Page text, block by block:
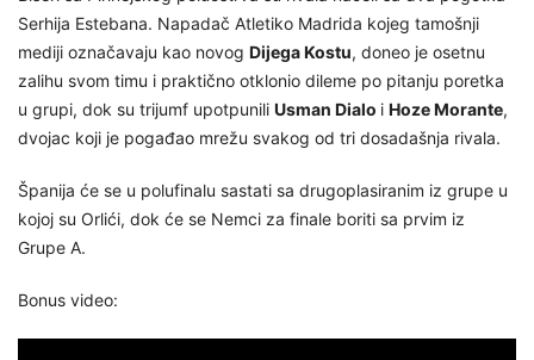
Serhija Estebana. Napadač Atletiko Madrida kojeg tamošnji
mediji označavaju kao novog Dijega Kostu, doneo je osetnu
zalihu svom timu i praktično otklonio dileme po pitanju poretka
u grupi, dok su trijumf upotpunili Usman Dialo i Hoze Morante,
dvojac koji je pogađao mrežu svakog od tri dosadašnja rivala.
Španija će se u polufinalu sastati sa drugoplasiranim iz grupe u
kojoj su Orlići, dok će se Nemci za finale boriti sa prvim iz
Grupe A.
Bonus video: